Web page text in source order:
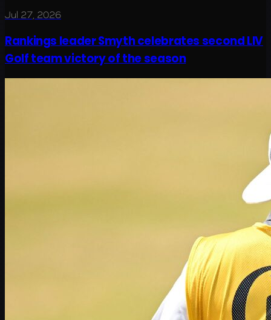
Jul 27, 2026
Rankings leader Smyth celebrates second LIV
Golf team victory of the season